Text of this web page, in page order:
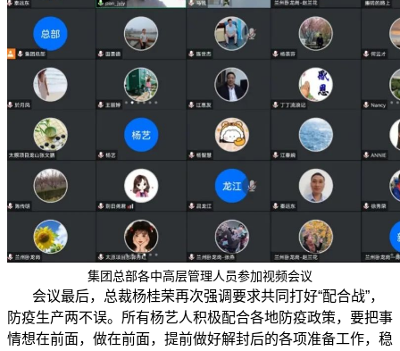
集团总部各中高层管理人员参加视频会议
会议最后，总裁杨桂荣再次强调要求共同打好“配合战”，
防疫生产两不误。所有杨艺人积极配合各地防疫政策，要把事
情想在前面，做在前面，提前做好解封后的各项准备工作，稳